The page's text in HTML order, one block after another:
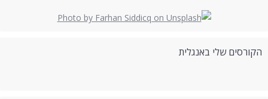
הקורסים שלי באנגלית